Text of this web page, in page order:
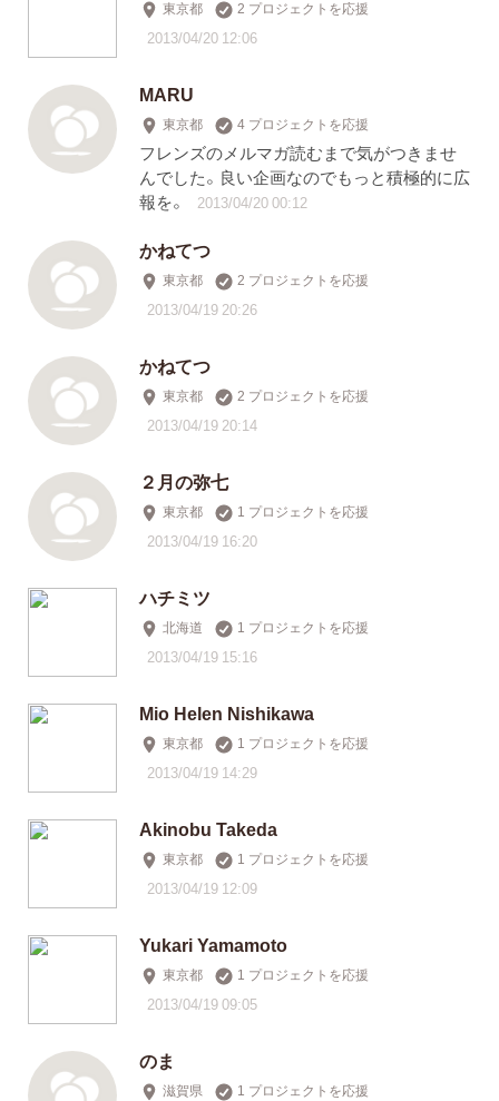
東京都 2 プロジェクトを応援
2013/04/20 12:06
MARU
東京都 4 プロジェクトを応援
フレンズのメルマガ読むまで気がつきませ
んでした。良い企画なのでもっと積極的に広
報を。
2013/04/20 00:12
かねてつ
東京都 2 プロジェクトを応援
2013/04/19 20:26
かねてつ
東京都 2 プロジェクトを応援
2013/04/19 20:14
２月の弥七
東京都 1 プロジェクトを応援
2013/04/19 16:20
ハチミツ
北海道 1 プロジェクトを応援
2013/04/19 15:16
Mio Helen Nishikawa
東京都 1 プロジェクトを応援
2013/04/19 14:29
Akinobu Takeda
東京都 1 プロジェクトを応援
2013/04/19 12:09
Yukari Yamamoto
東京都 1 プロジェクトを応援
2013/04/19 09:05
のま
滋賀県 1 プロジェクトを応援